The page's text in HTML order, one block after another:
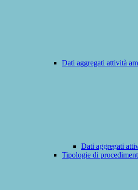
Dati aggregati attività
Dati aggregati
Tipologie di